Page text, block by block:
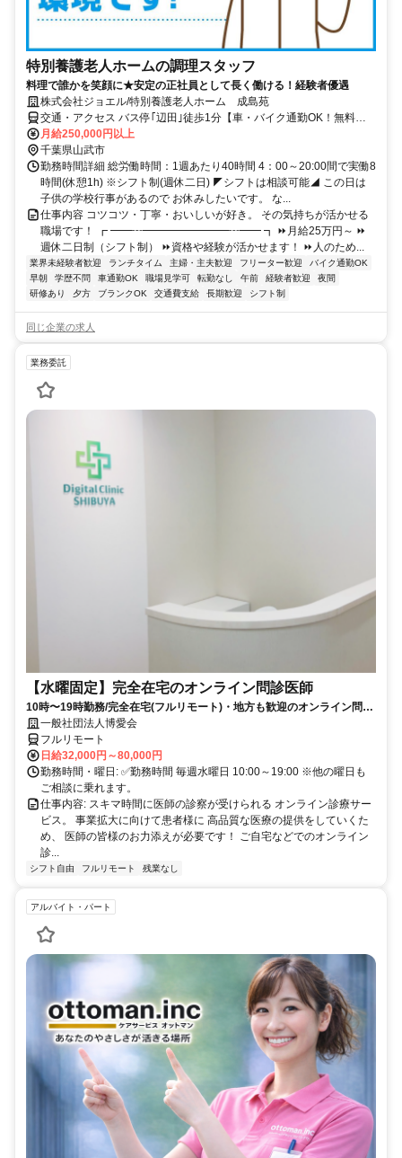
特別養護老人ホームの調理スタッフ
料理で誰かを笑顔に★安定の正社員として長く働ける！経験者優遇
株式会社ジョエル/特別養護老人ホーム 成島苑
交通・アクセス バス停｢辺田｣徒歩1分【車・バイク通勤OK！無料駐
車場あり✨】交通費規定支給
月給250,000円以上
千葉県山武市
勤務時間詳細 総労働時間：1週あたり40時間 4：00～20:00間で実働8
時間(休憩1h) ※シフト制(週休二日) ◤シフトは相談可能◢ この日は
子供の学校行事があるので お休みしたいです。 な...
仕事内容 コツコツ・丁寧・おいしいが好き。 その気持ちが活かせる
職場です！ ┏ ━━┅━━━━━━━━┅━━ ┓ ⏩月給25万円～ ⏩
週休二日制（シフト制） ⏩資格や経験が活かせます！ ⏩人のため...
業界未経験者歓迎 ランチタイム 主婦・主夫歓迎 フリーター歓迎
バイク通勤OK
早朝
学歴不問 車通勤OK 職場見学可 転勤なし 午前 経験者歓迎
夜間
研修あり
夕方 ブランクOK 交通費支給 長期歓迎 シフト制
同じ企業の求人
業務委託
【水曜固定】完全在宅のオンライン問診医師
10時〜19時勤務/完全在宅(フルリモート)・地方も歓迎のオンライン問診
業務一般社団法人博愛会
フルリモート
日給32,000円～80,000円
勤務時間・曜日: ✅勤務時間 毎週水曜日 10:00～19:00 ※他の曜日も
ご相談に乗れます。
仕事内容: スキマ時間に医師の診察が受けられる オンライン診療サー
ビス。 事業拡大に向けて患者様に 高品質な医療の提供をしていくた
め、 医師の皆様のお力添えが必要です！ ご自宅などでのオンライン
診...
シフト自由 フルリモート 残業なし
アルバイト・パート